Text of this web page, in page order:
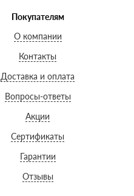
Покупателям
О компании
Контакты
Доставка и оплата
Вопросы-ответы
Акции
Сертификаты
Гарантии
Отзывы